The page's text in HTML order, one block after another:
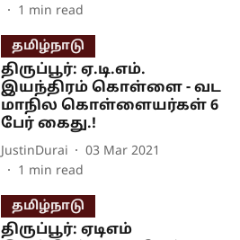
1 min read
தமிழ்நாடு
திருப்பூர்: ஏ.டி.எம்.
இயந்திரம் கொள்ளை - வட
மாநில கொள்ளையர்கள் 6
பேர் கைது.!
JustinDurai
03 Mar 2021
1 min read
தமிழ்நாடு
திருப்பூர்: ஏடிஎம்